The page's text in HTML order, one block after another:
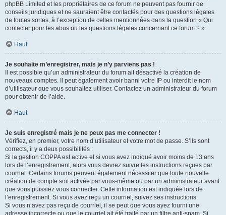
phpBB Limited et les propriétaires de ce forum ne peuvent pas fournir de
conseils juridiques et ne sauraient être contactés pour des questions légales
de toutes sortes, à l’exception de celles mentionnées dans la question « Qui
contacter pour les abus ou les questions légales concernant ce forum ? ».
Haut
Je souhaite m’enregistrer, mais je n’y parviens pas !
Il est possible qu’un administrateur du forum ait désactivé la création de
nouveaux comptes. Il peut également avoir banni votre IP ou interdit le nom
d’utilisateur que vous souhaitez utiliser. Contactez un administrateur du forum
pour obtenir de l’aide.
Haut
Je suis enregistré mais je ne peux pas me connecter !
Vérifiez, en premier, votre nom d’utilisateur et votre mot de passe. S’ils sont
corrects, il y a deux possibilités :
Si la gestion COPPA est active et si vous avez indiqué avoir moins de 13 ans
lors de l’enregistrement, alors vous devrez suivre les instructions reçues par
courriel. Certains forums peuvent également nécessiter que toute nouvelle
création de compte soit activée par vous-même ou par un administrateur avant
que vous puissiez vous connecter. Cette information est indiquée lors de
l’enregistrement. Si vous avez reçu un courriel, suivez ses instructions.
Si vous n’avez pas reçu de courriel, il se peut que vous ayez fourni une
adresse incorrecte ou que le courriel ait été traité par un filtre anti-spam. Si